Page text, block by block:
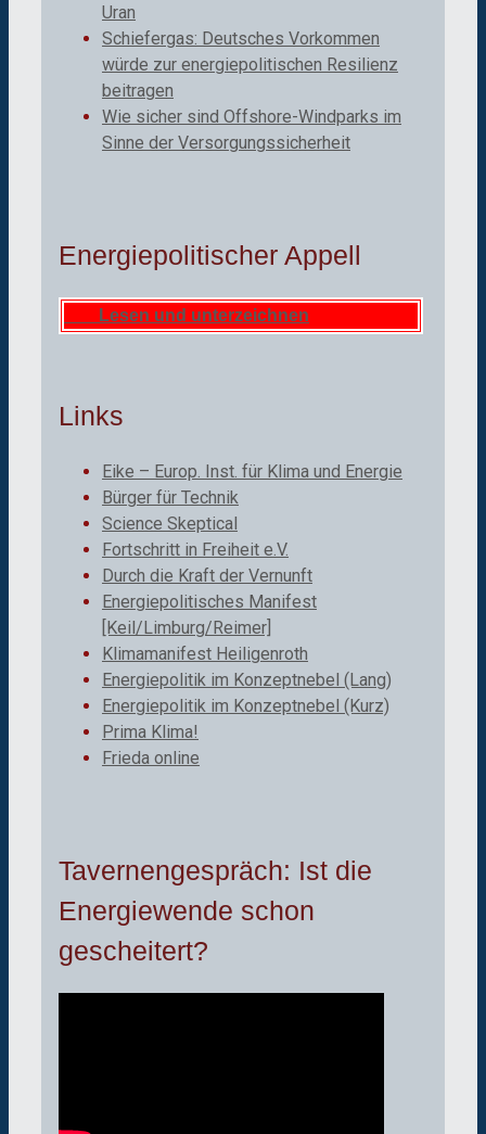
Uran
Schiefergas: Deutsches Vorkommen
würde zur energiepolitischen Resilienz
beitragen
Wie sicher sind Offshore-Windparks im
Sinne der Versorgungssicherheit
Energiepolitischer Appell
Lesen und unterzeichnen
Links
Eike – Europ. Inst. für Klima und Energie
Bürger für Technik
Science Skeptical
Fortschritt in Freiheit e.V.
Durch die Kraft der Vernunft
Energiepolitisches Manifest
[Keil/Limburg/Reimer]
Klimamanifest Heiligenroth
Energiepolitik im Konzeptnebel (Lang)
Energiepolitik im Konzeptnebel (Kurz)
Prima Klima!
Frieda online
Tavernengespräch: Ist die
Energiewende schon
gescheitert?